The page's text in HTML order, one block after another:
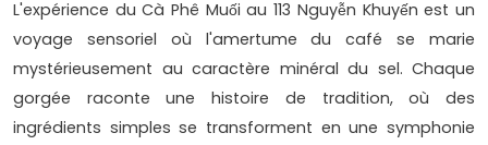
L'expérience du Cà Phê Muối au 113 Nguyễn Khuyến est un
voyage sensoriel où l'amertume du café se marie
mystérieusement au caractère minéral du sel. Chaque
gorgée raconte une histoire de tradition, où des
ingrédients simples se transforment en une symphonie